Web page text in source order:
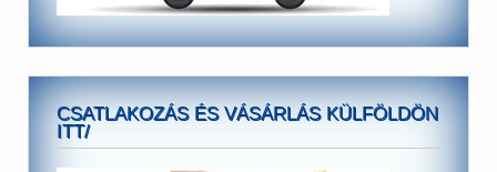
CSATLAKOZÁS ÉS VÁSÁRLÁS KÜLFÖLDÖN
ITT/